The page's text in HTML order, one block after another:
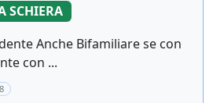
SCHIERA
Anche Bifamiliare se con
con ...